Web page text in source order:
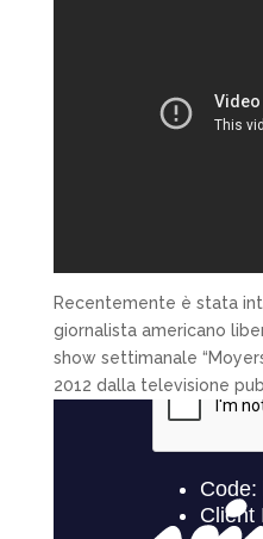
Recentemente è stata
giornalista americano
show settimanale
2012 dalla televisione